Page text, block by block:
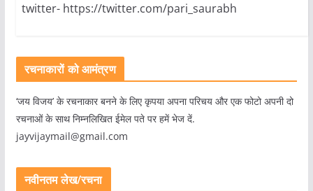
twitter- https://twitter.com/pari_saurabh
रचनाकारों को आमंत्रण
‘जय विजय’ के रचनाकार बनने के लिए कृपया अपना परिचय और एक फोटो अपनी दो
रचनाओं के साथ निम्नलिखित ईमेल पते पर हमें भेज दें.
jayvijaymail@gmail.com
नवीनतम लेख/रचना